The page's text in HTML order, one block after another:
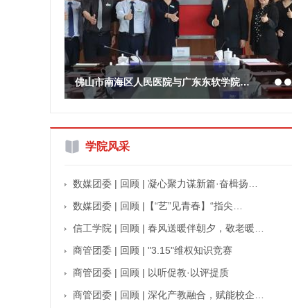
佛山市南海区人民医院与广东东软学院…
学院风采
数媒团委 | 回顾 | 凝心聚力谋新篇·奋楫扬…
数媒团委 | 回顾 |【“艺”见青春】“指尖…
信工学院 | 回顾 | 春风送暖伴朝夕，敬老暖…
商管团委 | 回顾 | "3.15"维权知识竞赛
商管团委 | 回顾 | 以听促教·以评提质
商管团委 | 回顾 | 深化产教融合，赋能校企…